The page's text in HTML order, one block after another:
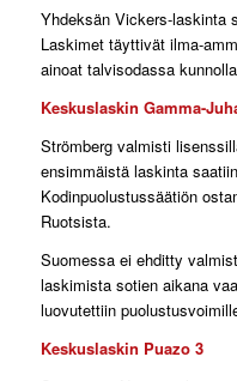
Yhdeksän Vickers-laskinta
Laskimet täyttivät ilma-
ainoat talvisodassa
Keskuslaskin Gamma-
Strömberg valmisti
ensimmäistä laskinta
Kodinpuolustussäätiön
Ruotsista.
Suomessa ei ehditty
laskimista sotien aikana
luovutettiin
Keskuslaskin Puazo 3